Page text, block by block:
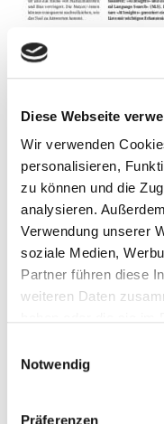
Diese Webseite
Wir verwenden
personalisieren,
zu können und die
analysieren.
Verwendung unserer
soziale Medien,
Partner führen diese
weiteren Daten
Notwendig
Präferenzen
Markt
Schlagwort(e):